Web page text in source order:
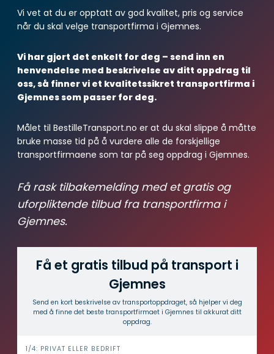
Vi vet at du er opptatt av god kvalitet, pris og service
når du skal velge transportfirma i Gjemnes.
Vi har gjort det enkelt for deg – send inn en
henvendelse med beskrivelse av ditt oppdrag til
oss, så finner vi et kvalitetssikret transportfirma i
Gjemnes som passer for deg.
Målet til BestilleTransport.no er at du skal slippe å måtte
bruke masse tid på å vurdere alle de forskjellige
transportfirmaene som tar på seg oppdrag i Gjemnes.
Få rask tilbakemelding med et gratis og
uforpliktende tilbud fra transportfirma i
Gjemnes.
Få et gratis tilbud på transport i
Gjemnes
Send en kort beskrivelse av transport­oppdraget, så hjelper vi deg
med å finne det beste transport­firmaet i Gjemnes til akkurat ditt
oppdrag.
i1/4: PRIVAT ELLER BEDRIFT